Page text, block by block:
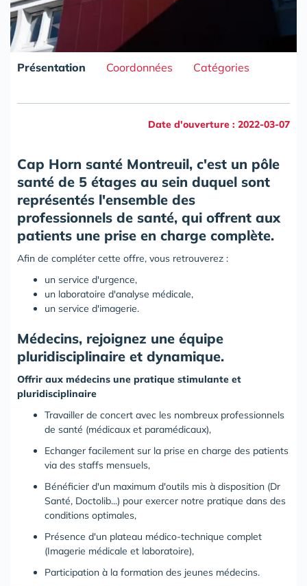
Présentation Coordonnées Catégories
Date d'ouverture : 2022-03-07
Cap Horn santé Montreuil, c'est un pôle
santé de 5 étages au sein duquel sont
représentés l'ensemble des
professionnels de santé, qui offrent aux
patients une prise en charge complète.
Afin de compléter cette offre, vous retrouverez :
un service d'urgence,
un laboratoire d'analyse médicale,
un service d'imagerie.
Médecins, rejoignez une équipe
pluridisciplinaire et dynamique.
Offrir aux médecins une pratique stimulante et
pluridisciplinaire
Travailler de concert avec les nombreux professionnels
de santé (médicaux et paramédicaux),
Echanger facilement sur la prise en charge des patients
via des staffs mensuels,
Bénéficier d'un maximum d'outils mis à disposition (Dr
Santé, Doctolib...) pour exercer notre pratique dans des
conditions optimales,
Présence d'un plateau médico-technique complet
(Imagerie médicale et laboratoire),
Participation à la formation des jeunes médecins.